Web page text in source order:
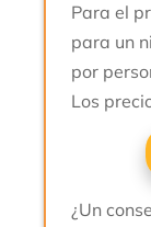
Para el
para un
por
Los
¿Un